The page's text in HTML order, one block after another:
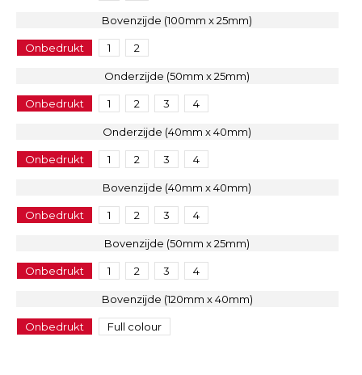
Bovenzijde (100mm x 25mm)
Onbedrukt 1 2
Onderzijde (50mm x 25mm)
Onbedrukt 1 2 3 4
Onderzijde (40mm x 40mm)
Onbedrukt 1 2 3 4
Bovenzijde (40mm x 40mm)
Onbedrukt 1 2 3 4
Bovenzijde (50mm x 25mm)
Onbedrukt 1 2 3 4
Bovenzijde (120mm x 40mm)
Onbedrukt Full colour